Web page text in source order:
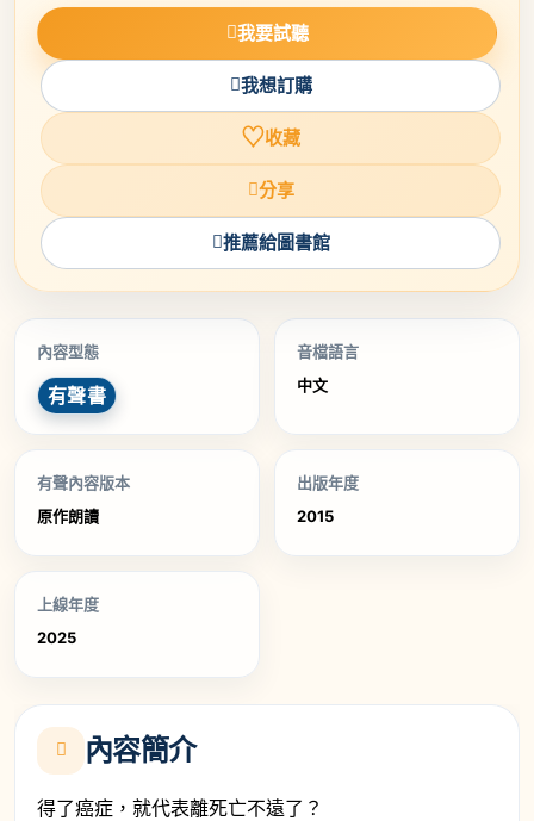
我要試聽
我想訂購
♡收藏
分享
推薦給圖書館
內容型態
有聲書
音檔語言
中文
有聲內容版本
原作朗讀
出版年度
2015
上線年度
2025
內容簡介
得了癌症，就代表離死亡不遠了？